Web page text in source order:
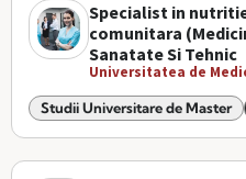
Specialist in
comunitara
Sanatate Si Tehnic
Universitatea de
Studii Universitare de Master